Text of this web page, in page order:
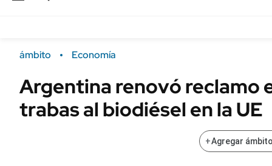
Campo
FINANZAS
Sustentabilidad
Seguros
POLÍTICA
ámbito Economía
Argentina renovó reclamo
trabas al biodiésel en la UE
+Agregar